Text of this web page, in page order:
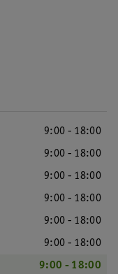
9:00 - 18:00
9:00 - 18:00
9:00 - 18:00
9:00 - 18:00
9:00 - 18:00
9:00 - 18:00
9:00 - 18:00